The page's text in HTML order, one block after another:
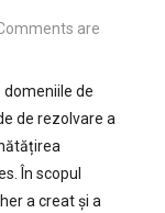
are
domeniile de
de rezolvare a
În scopul
a creat și a